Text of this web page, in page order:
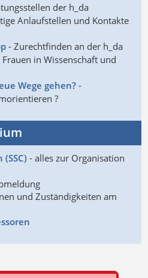
der h_da
Anlaufstellen und Kontakte
- Zurechtfinden an der h_da
Frauen in Wissenschaft und
Wege gehen? -
?
- alles zur Organisation
und Zuständigkeiten am